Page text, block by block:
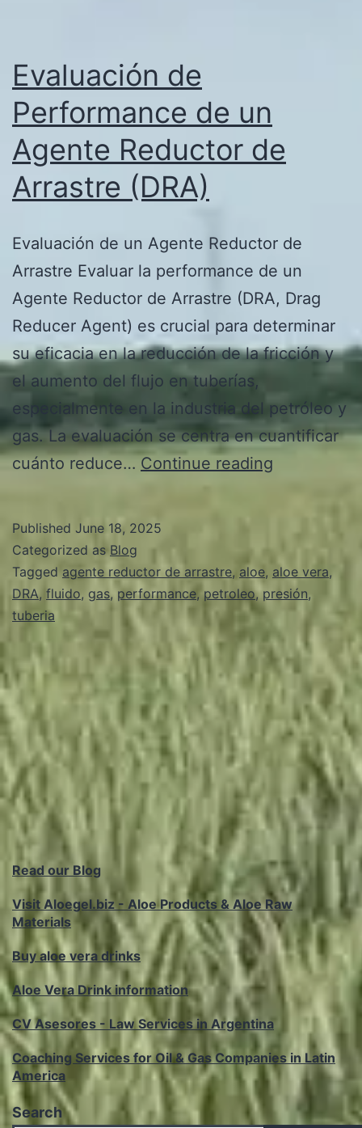
Evaluación de
Performance de un
Agente Reductor de
Arrastre (DRA)
Evaluación de un Agente Reductor de
Arrastre Evaluar la performance de un
Agente Reductor de Arrastre (DRA, Drag
Reducer Agent) es crucial para determinar
su eficacia en la reducción de la fricción y
el aumento del flujo en tuberías,
especialmente en la industria del petróleo y
gas. La evaluación se centra en cuantificar
cuánto reduce… Continue reading
un
Agente
Reductor
de
Arrastre
(DRA)
Published June 18, 2025
Categorized as Blog
Tagged agente reductor de arrastre, aloe, aloe vera,
DRA, fluido, gas, performance, petroleo, presión,
tuberia
Read our Blog
Visit Aloegel.biz - Aloe Products & Aloe Raw
Materials
Buy aloe vera drinks
Aloe Vera Drink information
CV Asesores - Law Services in Argentina
Coaching Services for Oil & Gas Companies in Latin
America
Search